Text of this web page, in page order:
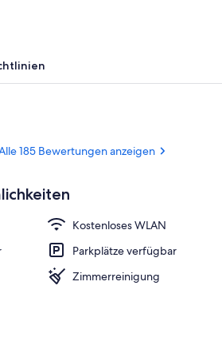
Bar (in der Unterkunft)
185 Bewertungen anzeigen
Kostenloses WLAN
Parkplätze verfügbar
Zimmerreinigung